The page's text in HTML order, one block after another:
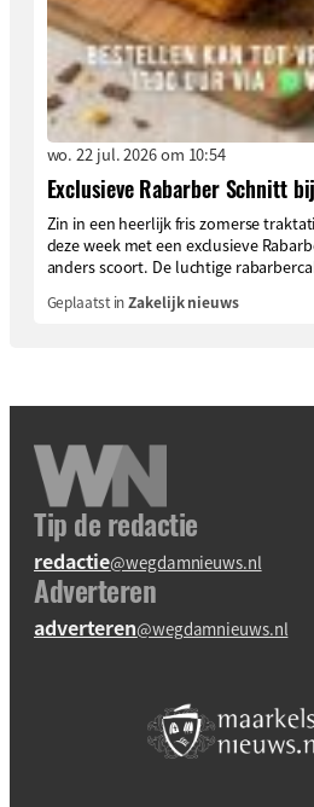
wo. 22 jul. 2026 om 10:54
Exclusieve Rabarber Schnitt
Zin in een heerlijk fris zomerse
deze week met een exclusieve
anders scoort. De luchtige
Geplaatst inZakelijk nieuws
Tip de redactie
redactie@wegdamnieuws.nl
Adverteren
adverteren@wegdamnieuws.nl